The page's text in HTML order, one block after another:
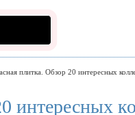
плитка. Обзор 20 интересных
интересных